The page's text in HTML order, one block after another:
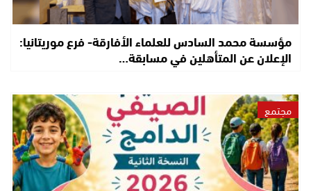
مؤسسة محمد السادس للعلماء الأفارقة- فرع موريتانيا:
الإعلان عن المتأهلين في مسابقة…
مجتمع